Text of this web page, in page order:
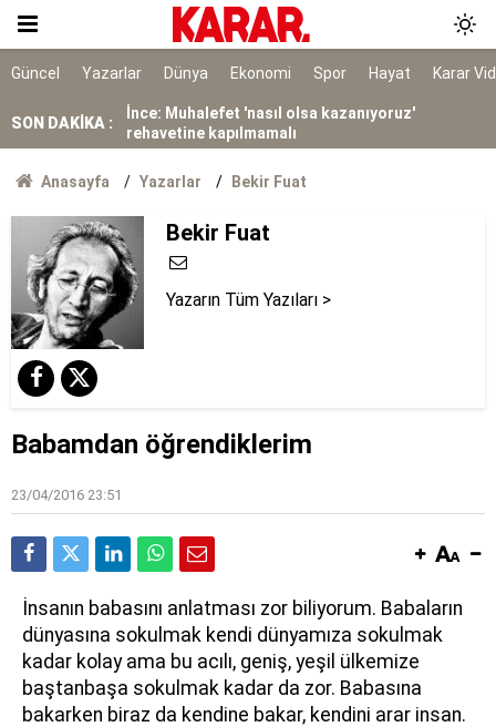
Güncel Yazarlar Dünya Ekonomi Spor Hayat Karar
SON DAKİKA :
Dedetaş: Teşekkürler Üsküdar, tebrikler Sibel
Başkanım
rehavetine kapılmamalı
Kendisinin çayını dahi içmedim
Ayrımcılığı hak etmedik
91 yaşındaki kadın yanarak hayatını kaybetti
atölyeye dönüştürdü
Anasayfa Yazarlar Bekir Fuat
Bekir Fuat
Yazarın Tüm Yazıları >
Babamdan öğrendiklerim
23/04/2016 23:51
nsanın babasını anlatması zor biliyorum. Babaların
dünyasına sokulmak kendi dünyamıza sokulmak
kadar kolay ama bu acılı, geniş, yeşil ülkemize
baştanbaşa sokulmak kadar da zor. Babasına
bakarken biraz da kendine bakar, kendini arar insan.